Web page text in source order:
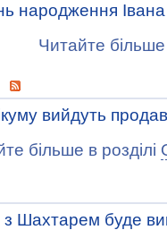
народження
Читайте більше
вийдуть
більше в розділі
Шахтарем буде